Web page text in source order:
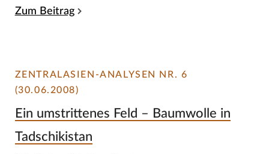
Zum Beitrag
ZENTRALASIEN-ANALYSEN NR. 6
(30.06.2008)
Ein umstrittenes Feld – Baumwolle in
Tadschikistan